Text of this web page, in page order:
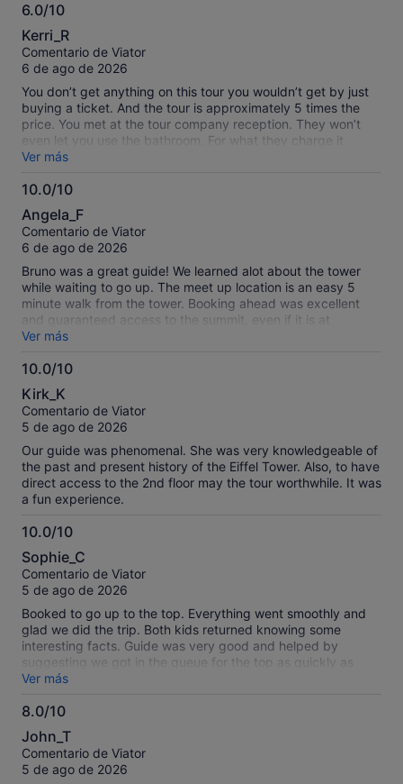
6.0/10
6.0
sobre
10
Kerri_R
Comentario de Viator
6 de ago de 2026
You don’t get anything on this tour you wouldn’t get by just
buying a ticket. And the tour is approximately 5 times the
price. You met at the tour company reception. They won’t
even let you use the bathroom. For what they charge it
would be the least they could do.
Ver más
10.0/10
10.0
sobre
10
Angela_F
Comentario de Viator
6 de ago de 2026
Bruno was a great guide! We learned alot about the tower
while waiting to go up. The meet up location is an easy 5
minute walk from the tower. Booking ahead was excellent
and guaranteed access to the summit, even if it is at
maximum capacity for the day, which it was on the day we
went. Having a guide saves time and definitely helps
navigate through the security and the lifts up the tower. Be
The lifts are fast and the view is amazing at the very top.
Ver más
10.0/10
10.0
sobre
10
Kirk_K
Comentario de Viator
5 de ago de 2026
Our guide was phenomenal. She was very knowledgeable of
the past and present history of the Eiffel Tower. Also, to have
direct access to the 2nd floor may the tour worthwhile. It was
a fun experience.
10.0/10
10.0
sobre
10
Sophie_C
Comentario de Viator
5 de ago de 2026
Booked to go up to the top. Everything went smoothly and
glad we did the trip. Both kids returned knowing some
interesting facts. Guide was very good and helped by
suggesting we got in the queue for the top as quickly as
possible as it gets very busy. Suggest you visit as early as
possible to reduce queue times. Overall, highly recommend
Ver más
8.0/10
8.0
sobre
10
John_T
Comentario de Viator
5 de ago de 2026